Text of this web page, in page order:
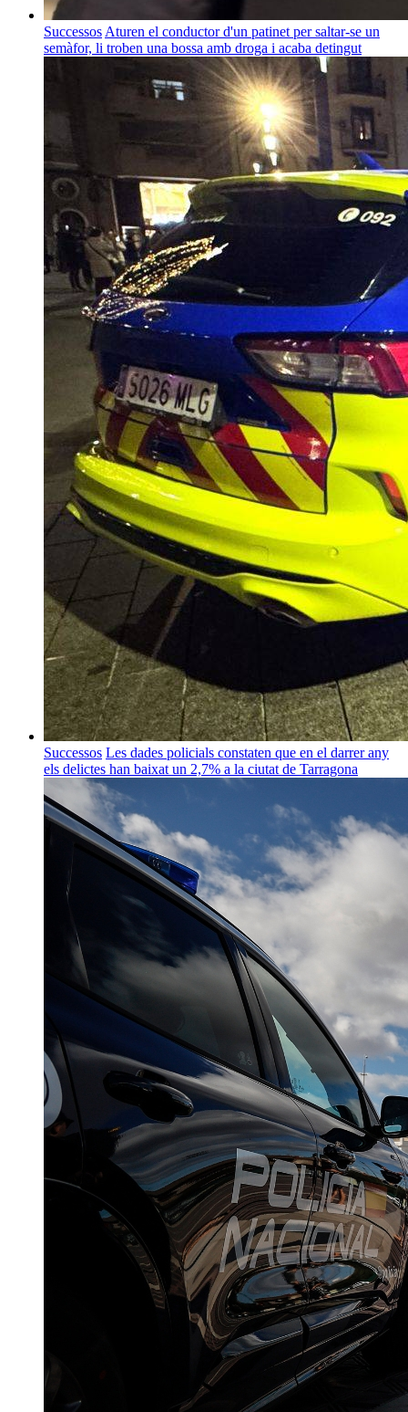
Successos Aturen el conductor d'un patinet per saltar-se un
semàfor, li troben una bossa amb droga i acaba detingut
Successos Les dades policials constaten que en el darrer any
els delictes han baixat un 2,7% a la ciutat de Tarragona